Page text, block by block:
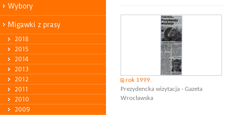
Wybory
Migawki z prasy
2018
2015
2014
2013
2012
2011
2010
2009
rok 1999.
Prezydencka wizytacja - Gazeta
Wrocławska